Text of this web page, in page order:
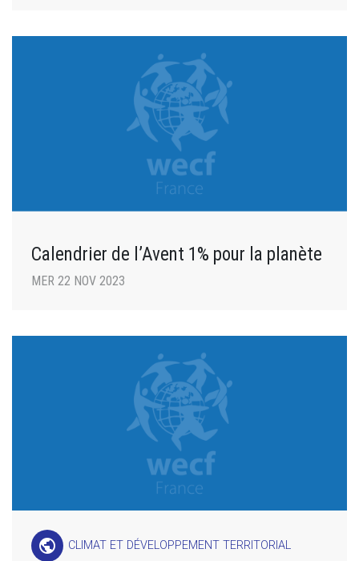
Calendrier de l’Avent 1% pour la planète
MER 22 NOV 2023
public CLIMAT ET DÉVELOPPEMENT TERRITORIAL